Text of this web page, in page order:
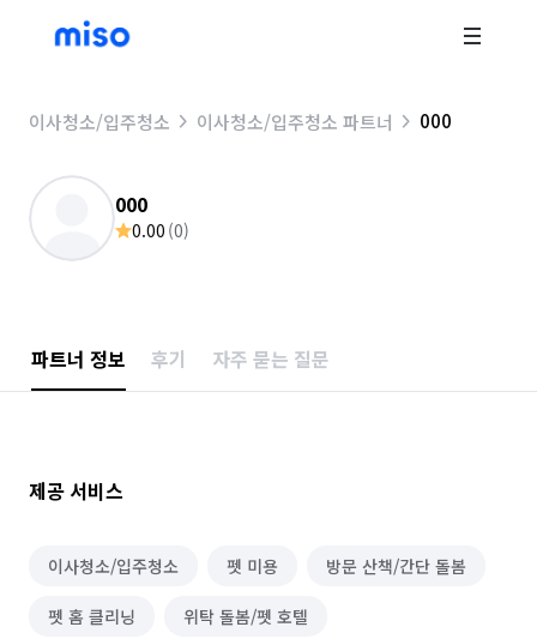
이사청소/입주청소 이사청소/입주청소 파트너 000
000
0.00 (0)
파트너 정보 후기 자주 묻는 질문
제공 서비스
이사청소/입주청소 펫 미용 방문 산책/간단 돌봄
펫 홈 클리닝 위탁 돌봄/펫 호텔